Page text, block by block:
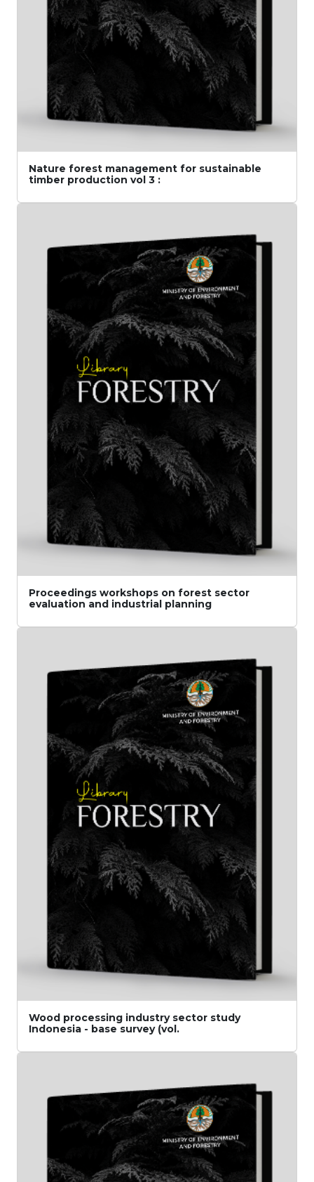
Nature forest management for sustainable
timber production vol 3 :
Proceedings workshops on forest sector
evaluation and industrial planning
Wood processing industry sector study
Indonesia - base survey (vol.